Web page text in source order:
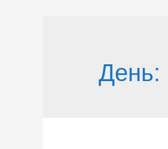
День: